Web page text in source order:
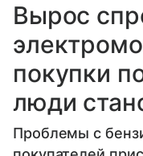
Вырос
покупки
люди
Проблемы с